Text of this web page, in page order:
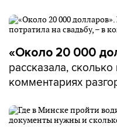
«Около 20 000
рассказала,
комментариях